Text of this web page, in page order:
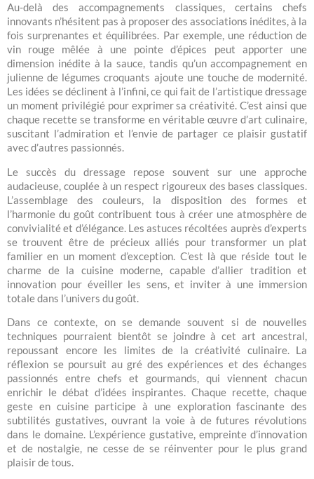
Au-delà des accompagnements classiques, certains chefs
innovants n’hésitent pas à proposer des associations inédites, à la
fois surprenantes et équilibrées. Par exemple, une réduction de
vin rouge mêlée à une pointe d’épices peut apporter une
dimension inédite à la sauce, tandis qu’un accompagnement en
julienne de légumes croquants ajoute une touche de modernité.
Les idées se déclinent à l’infini, ce qui fait de l’artistique dressage
un moment privilégié pour exprimer sa créativité. C’est ainsi que
chaque recette se transforme en véritable œuvre d’art culinaire,
suscitant l’admiration et l’envie de partager ce plaisir gustatif
avec d’autres passionnés.
Le succès du dressage repose souvent sur une approche
audacieuse, couplée à un respect rigoureux des bases classiques.
L’assemblage des couleurs, la disposition des formes et
l’harmonie du goût contribuent tous à créer une atmosphère de
convivialité et d’élégance. Les astuces récoltées auprès d’experts
se trouvent être de précieux alliés pour transformer un plat
familier en un moment d’exception. C’est là que réside tout le
charme de la cuisine moderne, capable d’allier tradition et
innovation pour éveiller les sens, et inviter à une immersion
totale dans l’univers du goût.
Dans ce contexte, on se demande souvent si de nouvelles
techniques pourraient bientôt se joindre à cet art ancestral,
repoussant encore les limites de la créativité culinaire. La
réflexion se poursuit au gré des expériences et des échanges
passionnés entre chefs et gourmands, qui viennent chacun
enrichir le débat d’idées inspirantes. Chaque recette, chaque
geste en cuisine participe à une exploration fascinante des
subtilités gustatives, ouvrant la voie à de futures révolutions
dans le domaine. L’expérience gustative, empreinte d’innovation
et de nostalgie, ne cesse de se réinventer pour le plus grand
plaisir de tous.